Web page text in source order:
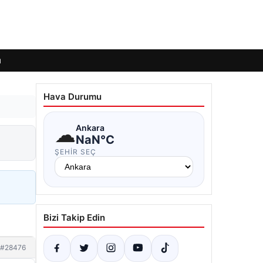
#28476
Hava Durumu
☁Ankara
NaN°C
ŞEHIR SEÇ
Bizi Takip Edin